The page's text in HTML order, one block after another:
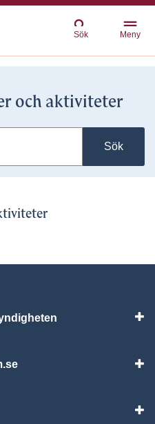
Sök Meny
och aktiviteter
Sök